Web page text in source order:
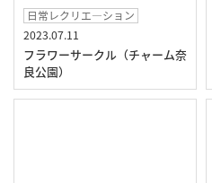
日常レクリエ―ション
2023.07.11
フラワーサークル（チャーム奈
良公園）